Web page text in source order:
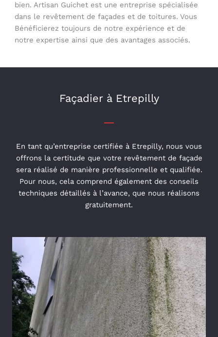
bien. Artisan Guichet est une entreprise spécialisée
dans le revêtement de façades et de toitures. Vous
Bénéficierez toujours de notre expérience et de
notre expertise ainsi que des avantages associés.
Façadier à Etrepilly
En tant qu’entreprise certifiée à Etrepilly, nous vous
offrons la certitude que votre revêtement de façade
sera réalisé de manière professionnelle et qualifiée.
Pour nous, cela comprend également des conseils
techniques détaillés à l’avance, que nous réalisons
gratuitement.